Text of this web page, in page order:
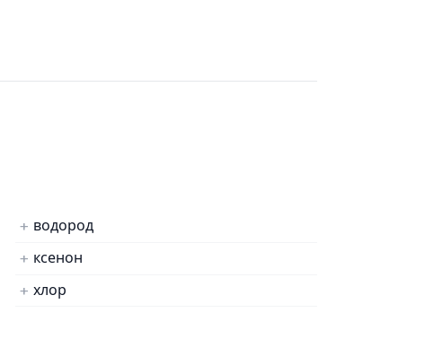
водород
ксенон
хлор